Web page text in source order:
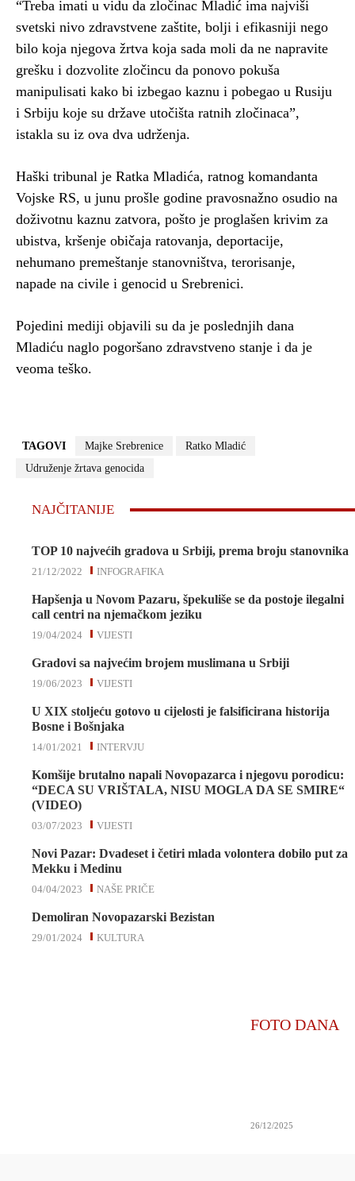
“Treba imati u vidu da zločinac Mladić ima najviši
svetski nivo zdravstvene zaštite, bolji i efikasniji nego
bilo koja njegova žrtva koja sada moli da ne napravite
grešku i dozvolite zločincu da ponovo pokuša
manipulisati kako bi izbegao kaznu i pobegao u Rusiju
i Srbiju koje su države utočišta ratnih zločinaca”,
istakla su iz ova dva udrženja.
Haški tribunal je Ratka Mladića, ratnog komandanta
Vojske RS, u junu prošle godine pravosnažno osudio na
doživotnu kaznu zatvora, pošto je proglašen krivim za
ubistva, kršenje običaja ratovanja, deportacije,
nehumano premeštanje stanovništva, terorisanje,
napade na civile i genocid u Srebrenici.
Pojedini mediji objavili su da je poslednjih dana
Mladiću naglo pogoršano zdravstveno stanje i da je
veoma teško.
TAGOVI Majke Srebrenice
Ratko Mladić
Udruženje žrtava genocida
NAJČITANIJE
TOP 10 najvećih gradova u Srbiji, prema broju stanovnika
INFOGRAFIKA
21/12/2022
Hapšenja u Novom Pazaru, špekuliše se da postoje ilegalni
call centri na njemačkom jeziku
VIJESTI
19/04/2024
Gradovi sa najvećim brojem muslimana u Srbiji
VIJESTI
19/06/2023
U XIX stoljeću gotovo u cijelosti je falsificirana historija
Bosne i Bošnjaka
INTERVJU
14/01/2021
Komšije brutalno napali Novopazarca i njegovu porodicu:
“DECA SU VRIŠTALA, NISU MOGLA DA SE SMIRE“
(VIDEO)
VIJESTI
03/07/2023
Novi Pazar: Dvadeset i četiri mlada volontera dobilo put za
Mekku i Medinu
NAŠE PRIČE
04/04/2023
Demoliran Novopazarski Bezistan
KULTURA
29/01/2024
FOTO DANA
26/12/2025